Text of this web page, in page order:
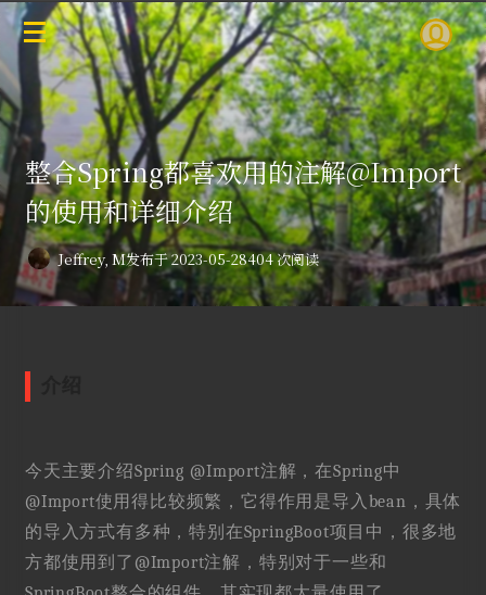
整合Spring都喜欢用的注解@Import
的使用和详细介绍
Jeffrey, M发布于 2023-05-28404 次阅读
今天主要介绍Spring @Import注解，在Spring中
@Import使用得比较频繁，它得作用是导入bean，具体
的导入方式有多种，特别在SpringBoot项目中，很多地
方都使用到了@Import注解，特别对于一些和